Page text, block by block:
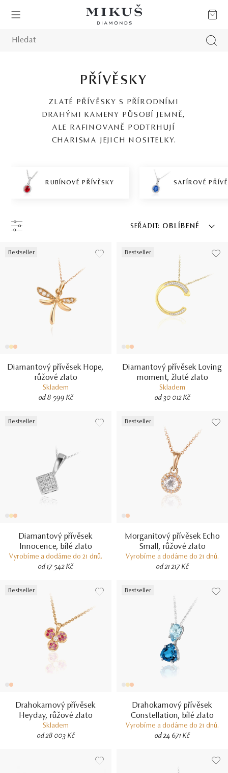
PŘÍVĚSKY
ZLATÉ PŘÍVĚSKY S PŘÍRODNÍMI
DRAHÝMI KAMENY PŮSOBÍ JEMNĚ,
ALE RAFINOVANĚ PODTRHUJÍ
CHARISMA JEJICH NOSITELKY.
RUBÍNOVÉ PŘÍVĚSKY SAFÍROVÉ
SEŘADIT: OBLÍBENÉ
Bestseller
Diamantový přívěsek Hope,
růžové zlato
Skladem
od 8 599 Kč
Bestseller
Diamantový přívěsek Loving
moment, žluté zlato
Skladem
od 30 012 Kč
Bestseller
Diamantový přívěsek
Innocence, bílé zlato
Vyrobíme a dodáme do 21 dnů.
od 17 542 Kč
Bestseller
Morganitový přívěsek Echo
Small, růžové zlato
Vyrobíme a dodáme do 21 dnů.
od 21 217 Kč
Bestseller
Drahokamový přívěsek
Heyday, růžové zlato
Skladem
od 28 003 Kč
Bestseller
Drahokamový přívěsek
Constellation, bílé zlato
Vyrobíme a dodáme do 21 dnů.
od 24 671 Kč